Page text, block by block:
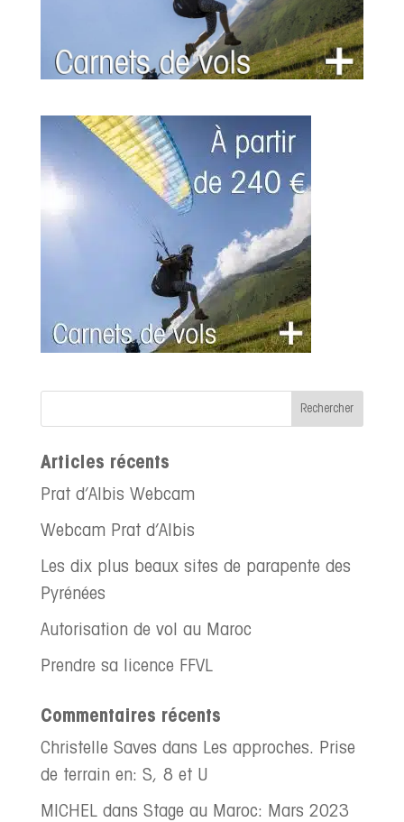
Articles récents
Prat d’Albis Webcam
Webcam Prat d’Albis
Les dix plus beaux sites de parapente des
Pyrénées
Autorisation de vol au Maroc
Prendre sa licence FFVL
Commentaires récents
Christelle Saves dans Les approches. Prise
de terrain en: S, 8 et U
MICHELdans Stage au Maroc: Mars 2023